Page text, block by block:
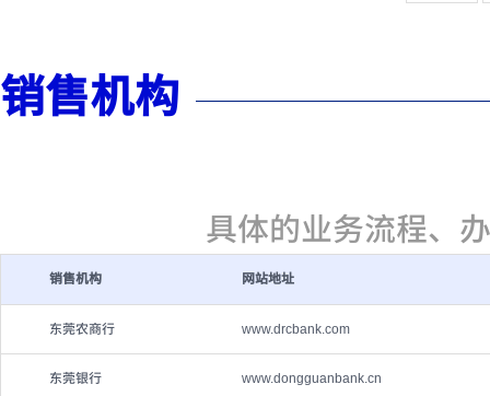
销售机构
具体的业务流程、
销售机构 网站地址
东莞农商行 www.drcbank.com
东莞银行 www.dongguanbank.cn